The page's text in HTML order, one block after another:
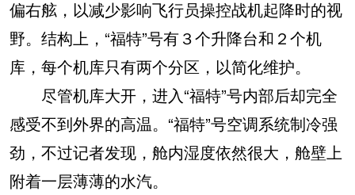
偏右舷，以减少影响飞行员操控战机起降时的视
野。结构上，“福特”号有３个升降台和２个机
库，每个机库只有两个分区，以简化维护。
尽管机库大开，进入“福特”号内部后却完全
感受不到外界的高温。“福特”号空调系统制冷强
劲，不过记者发现，舱内湿度依然很大，舱壁上
附着一层薄薄的水汽。